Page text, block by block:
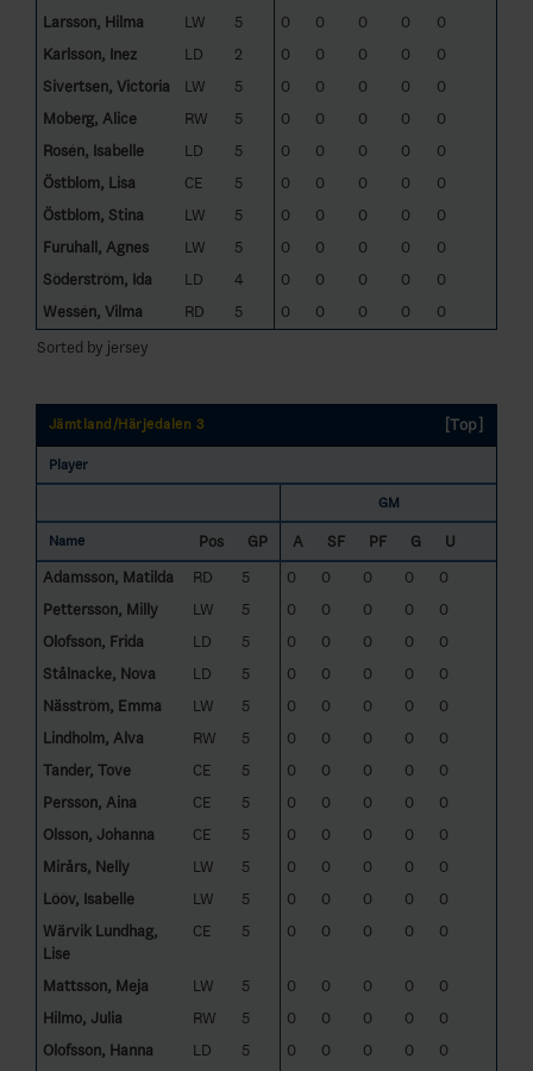
Larsson, Hilma
LW 5 0 0 0 0
0
Karlsson, Inez
LD 2 0 0 0 0
0
Sivertsen, Victoria
LW 5 0 0 0 0
0
Moberg, Alice
RW 5 0 0 0 0
0
Rosén, Isabelle
LD 5 0 0 0 0
0
Östblom, Lisa
CE 5 0 0 0 0
0
Östblom, Stina
LW 5 0 0 0 0
0
Furuhall, Agnes
LW 5 0 0 0 0
0
Söderström, Ida
LD 4 0 0 0 0
0
Wessén, Vilma
RD 5 0 0 0 0
0
Sorted by jersey
Jämtland/Härjedalen 3 [Top]
Player
GM
Name Pos GP A SF PF G
U
Adamsson, Matilda
RD 5 0 0 0 0
0
Pettersson, Milly
LW 5 0 0 0 0
0
Olofsson, Frida
LD 5 0 0 0 0
0
Stålnacke, Nova
LD 5 0 0 0 0
0
Näsström, Emma
LW 5 0 0 0 0
0
Lindholm, Alva
RW 5 0 0 0 0
0
Tander, Tove
CE 5 0 0 0 0
0
Persson, Aina
CE 5 0 0 0 0
0
Olsson, Johanna
CE 5 0 0 0 0
0
Mirårs, Nelly
LW 5 0 0 0 0
0
Lööv, Isabelle
LW 5 0 0 0 0
0
Wärvik Lundhag,
Lise
CE 5 0 0 0 0 0
Mattsson, Meja LW 5 0 0 0 0
0
Hilmo, Julia
RW 5 0 0 0 0
0
Olofsson, Hanna
LD 5 0 0 0 0
0